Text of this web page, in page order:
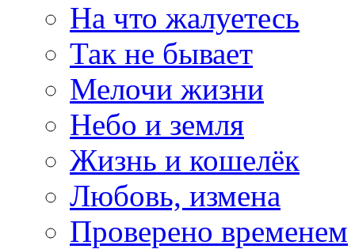
На что жалуетесь
Так не бывает
Мелочи жизни
Небо и земля
Жизнь и кошелёк
Любовь, измена
Проверено временем